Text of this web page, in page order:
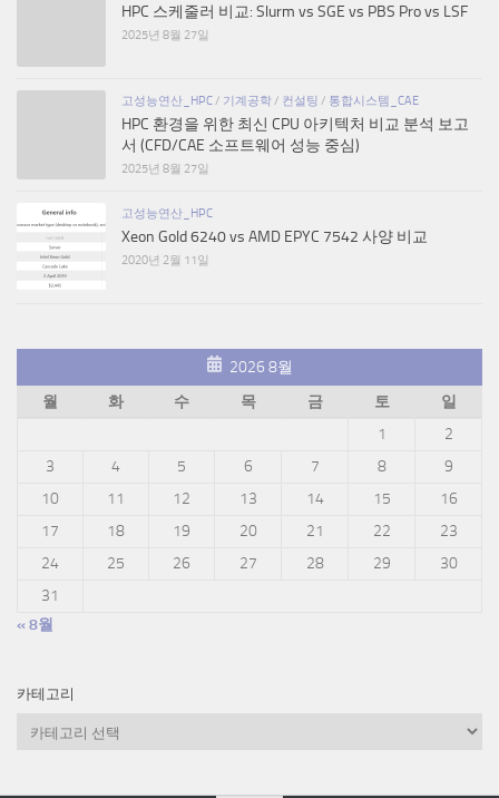
HPC 스케줄러 비교: Slurm vs SGE vs PBS Pro vs LSF
2025년 8월 27일
고성능연산_HPC/ 기계공학/ 컨설팅 / 통합시스템_CAE
HPC 환경을 위한 최신 CPU 아키텍처 비교 분석 보고
서 (CFD/CAE 소프트웨어 성능 중심)
2025년 8월 27일
고성능연산_HPC
Xeon Gold 6240 vs AMD EPYC 7542 사양 비교
2020년 2월 11일
2026 8월
월
화 수 목 금 토
일
1
2
3
4 5 6 7 8
9
10
11 12 13 14 15
16
17
18 19 20 21 22
23
24
25 26 27 28 29
30
31
« 8월
카테고리